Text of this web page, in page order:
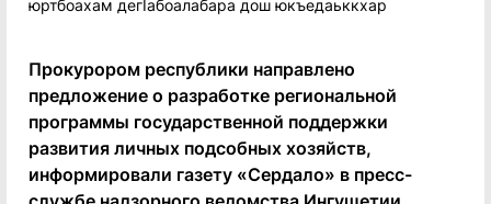
Прокурором республики направлено
предложение о разработке региональной
программы государственной поддержки
развития личных подсобных хозяйств,
информировали газету «Сердало» в пресс-